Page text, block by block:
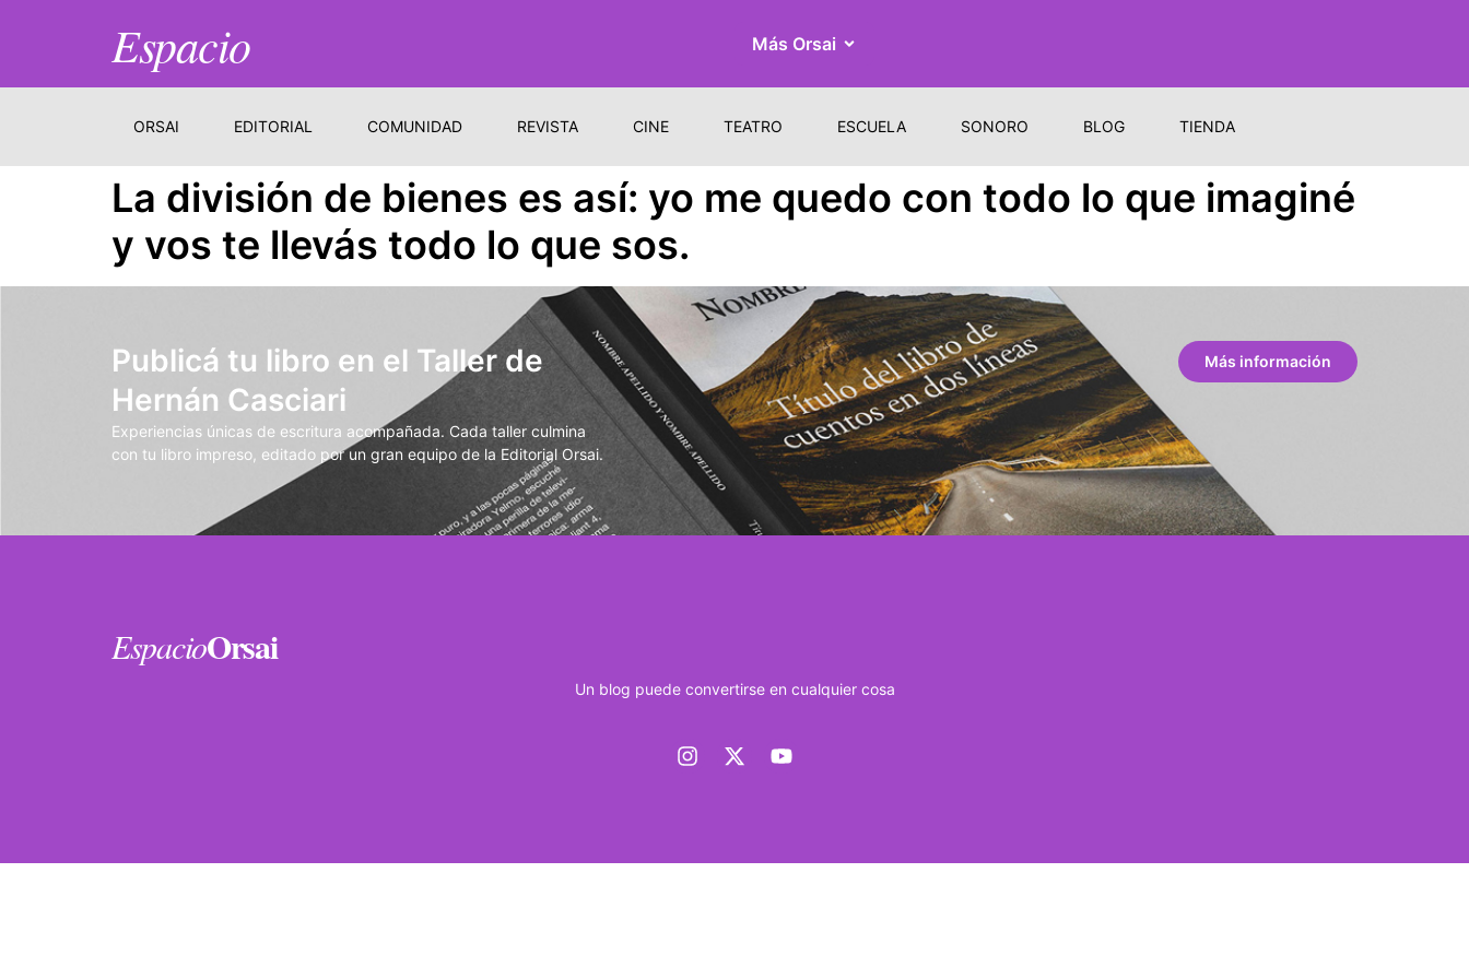
Espacio Más Orsai
ORSAI EDITORIAL COMUNIDAD REVISTA CINE TEATRO ESCUELA SONORO BLOG TIENDA
La división de bienes es así: yo me quedo con todo lo que imaginé
y vos te llevás todo lo que sos.
Publicá tu libro en el Taller de
Hernán Casciari
Experiencias únicas de escritura acompañada. Cada taller culmina
con tu libro impreso, editado por un gran equipo de la Editorial Orsai.
Más información
EspacioOrsai
Un blog puede convertirse en cualquier cosa